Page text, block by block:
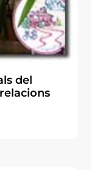
del